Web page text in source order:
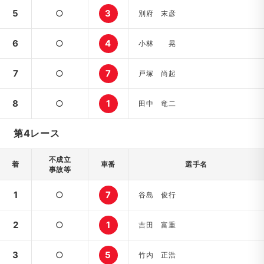
5 ○ 3 別府 末彦
6 ○ 4 小林 晃
7 ○ 7 戸塚 尚起
8 ○ 1 田中 竜二
第4レース
着
不成立
事故等
車番 選手名
1 ○ 7 谷島 俊行
2 ○ 1 吉田 富重
3 ○ 5 竹内 正浩